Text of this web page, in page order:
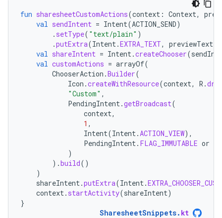
fun sharesheetCustomActions(context : Context,
val sendIntent = Intent(ACTION_SEND)
. setType( "text/plain" )
.putExtra(Intent .EXTRA_TEXT, previewText
val shareIntent = Intent .createChooser(
val customActions = arrayOf(
ChooserAction .Builder(
Icon .createWithResource(context, R .
"Custom" ,
PendingIntent .getBroadcast(
context,
1 ,
Intent(Intent . ACTION_VIEW),
PendingIntent . FLAG_IMMUTABLE or
)
).build()
)
shareIntent .putExtra(Intent .
context . startActivity(shareIntent)
}
SharesheetSnippets. kt